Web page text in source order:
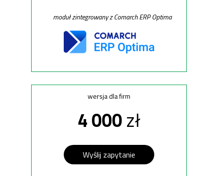
4 000zł
Wyślij zapytanie
moduł zintegrowany z Comarch ERP Optima
wersja dla firm